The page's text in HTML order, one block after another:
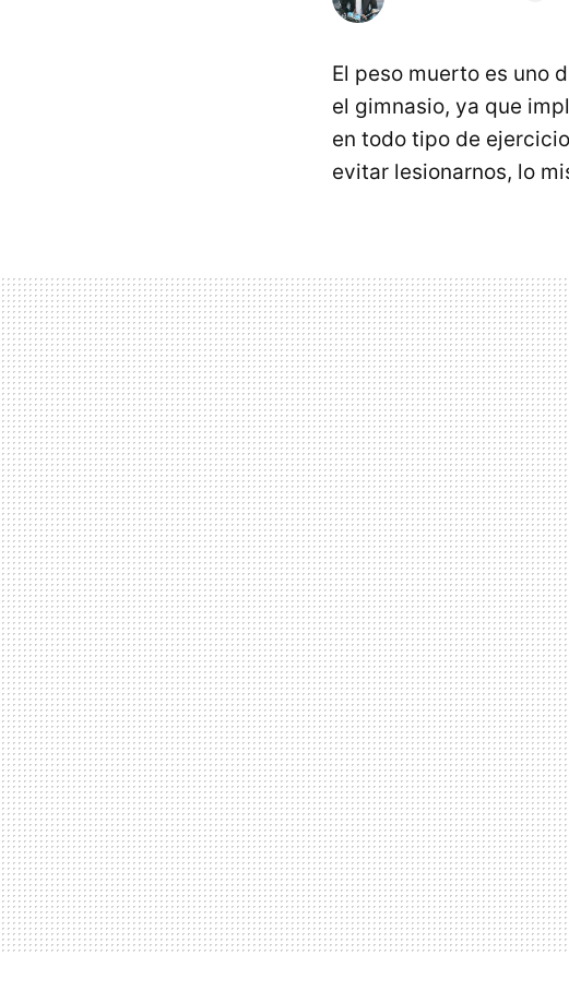
El peso muerto es uno
el gimnasio, ya que
en todo tipo de
evitar lesionarnos, lo